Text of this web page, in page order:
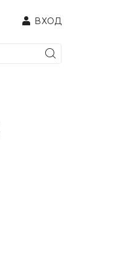
ВХОД